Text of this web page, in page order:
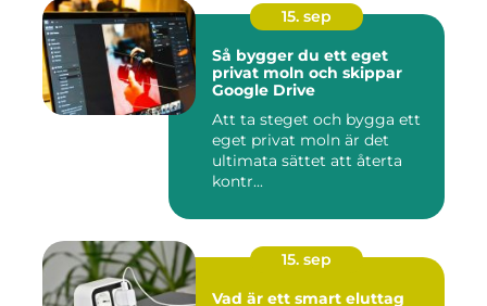
15. sep
Så bygger du ett eget
privat moln och skippar
Google Drive
Att ta steget och bygga ett
eget privat moln är det
ultimata sättet att återta
kontr...
15. sep
Vad är ett smart eluttag